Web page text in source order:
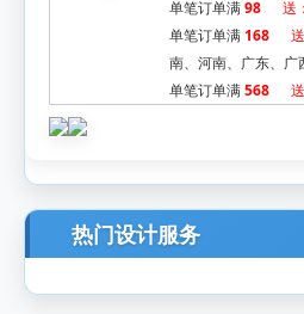
单笔订单满98 送：
单笔订单满168
南、河南、广东、
单笔订单满568
热门设计服务